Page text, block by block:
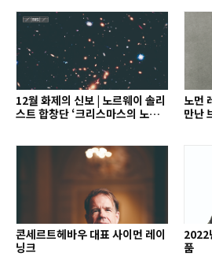
12월 화제의 신보 | 노르웨이 솔리
스트 합창단 ‘크리스마스의 노래’
노먼
만난
콘세르트헤바우 대표 사이먼 레이
닝크
2022
품